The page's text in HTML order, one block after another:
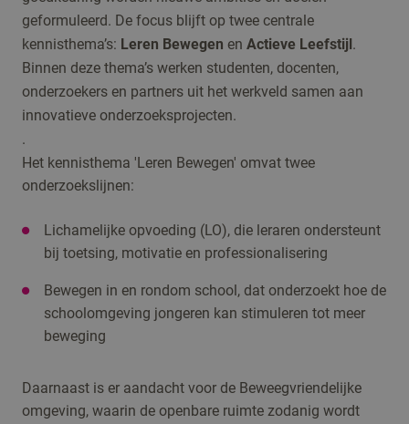
geformuleerd. De focus blijft op twee centrale
kennisthema’s: Leren Bewegen en Actieve Leefstijl.
Binnen deze thema’s werken studenten, docenten,
onderzoekers en partners uit het werkveld samen aan
innovatieve onderzoeksprojecten.
.
Het kennisthema 'Leren Bewegen' omvat twee
onderzoekslijnen:
Lichamelijke opvoeding (LO), die leraren ondersteunt
bij toetsing, motivatie en professionalisering
Bewegen in en rondom school, dat onderzoekt hoe de
schoolomgeving jongeren kan stimuleren tot meer
beweging
Daarnaast is er aandacht voor de Beweegvriendelijke
omgeving, waarin de openbare ruimte zodanig wordt